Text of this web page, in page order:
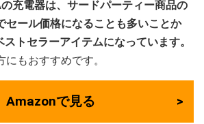
の充電器は、サードパーティー商品の
セール価格になることも多いことか
トセラーアイテムになっています。
もおすすめです。
Amazonで見る